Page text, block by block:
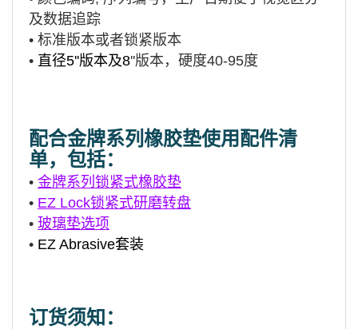
及数据追踪
• 标准版本或者锁紧版本
• 直径5''版本及8''版本，硬度40-95度
配合金牌系列橡胶垫使用配件清
单，包括：
• 金牌系列锁紧式橡胶垫
• EZ Lock锁紧式研磨转盘
• 玻璃垫选项
• EZ Abrasive套装
订货须知：